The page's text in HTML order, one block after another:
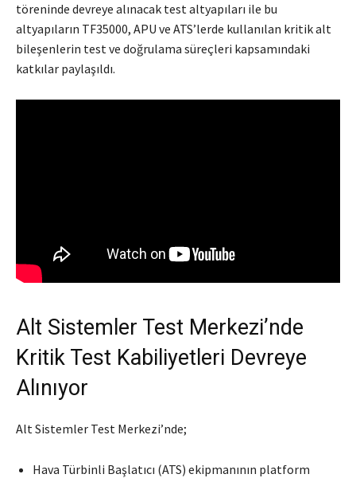
töreninde devreye alınacak test altyapıları ile bu
altyapıların TF35000, APU ve ATS’lerde kullanılan kritik alt
bileşenlerin test ve doğrulama süreçleri kapsamındaki
katkılar paylaşıldı.
Alt Sistemler Test Merkezi’nde
Kritik Test Kabiliyetleri Devreye
Alınıyor
Alt Sistemler Test Merkezi’nde;
Hava Türbinli Başlatıcı (ATS) ekipmanının platform